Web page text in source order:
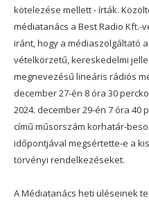
kötelezése mellett - írták.
médiatanács a Best Radio
iránt, hogy a médiaszolgáltató
vételkörzetű, kereskedelmi
megnevezésű lineáris rádiós
december 27-én 8 óra 30
2024. december 29-én 7 óra 40
című műsorszám korhatár-
időpontjával megsértette-e a
törvényi rendelkezéseket.
A Médiatanács heti üléseinek